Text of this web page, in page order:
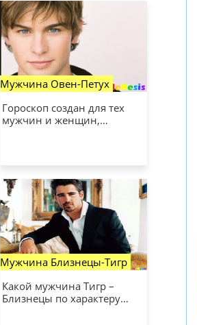
Мужчина Овен-Петух
Гороскоп создан для тех
мужчин и женщин,…
Мужчина Близнецы-Тигр
Какой мужчина Тигр –
Близнецы по характеру…